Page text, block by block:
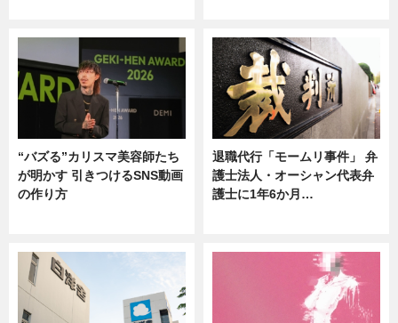
“バズる”カリスマ美容師たち
が明かす 引きつけるSNS動画
の作り方
退職代行「モームリ事件」 弁
護士法人・オーシャン代表弁
護士に1年6か月…